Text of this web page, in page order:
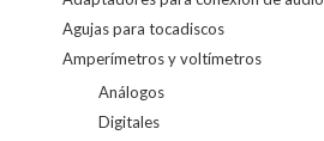
Agujas para tocadiscos
Amperímetros y voltímetros
Análogos
Digitales